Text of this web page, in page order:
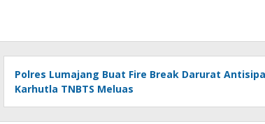
Polres Lumajang Buat Fire Break Darurat
Karhutla TNBTS Meluas